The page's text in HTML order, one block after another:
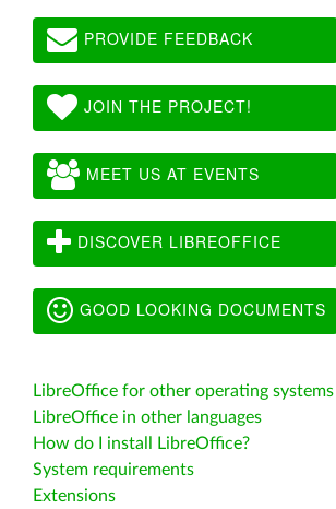
PROVIDE FEEDBACK
JOIN THE PROJECT!
MEET US AT EVENTS
DISCOVER LIBREOFFICE
GOOD LOOKING DOCUMENTS
LibreOffice for other operating systems
LibreOffice in other languages
How do I install LibreOffice?
System requirements
Extensions